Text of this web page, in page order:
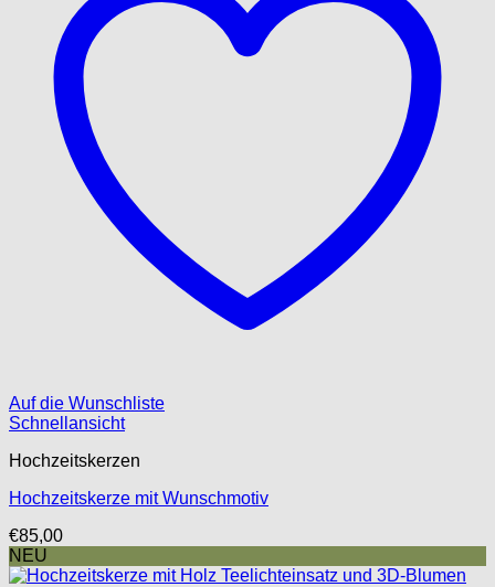
Auf die Wunschliste
Schnellansicht
Hochzeitskerzen
Hochzeitskerze mit Wunschmotiv
€85,00
NEU